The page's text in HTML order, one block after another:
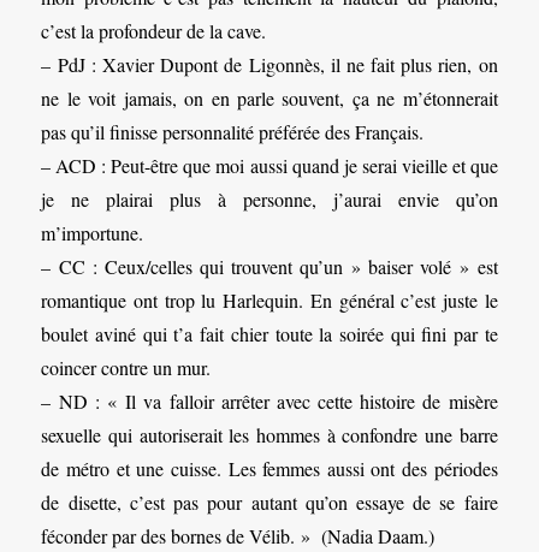
c’est la profondeur de la cave.
– PdJ : Xavier Dupont de Ligonnès, il ne fait plus rien, on
ne le voit jamais, on en parle souvent, ça ne m’étonnerait
pas qu’il finisse personnalité préférée des Français.
– ACD : Peut-être que moi aussi quand je serai vieille et que
je ne plairai plus à personne, j’aurai envie qu’on
m’importune.
– CC : Ceux/celles qui trouvent qu’un » baiser volé » est
romantique ont trop lu Harlequin. En général c’est juste le
boulet aviné qui t’a fait chier toute la soirée qui fini par te
coincer contre un mur.
– ND : « Il va falloir arrêter avec cette histoire de misère
sexuelle qui autoriserait les hommes à confondre une barre
de métro et une cuisse. Les femmes aussi ont des périodes
de disette, c’est pas pour autant qu’on essaye de se faire
féconder par des bornes de Vélib. » (Nadia Daam.)